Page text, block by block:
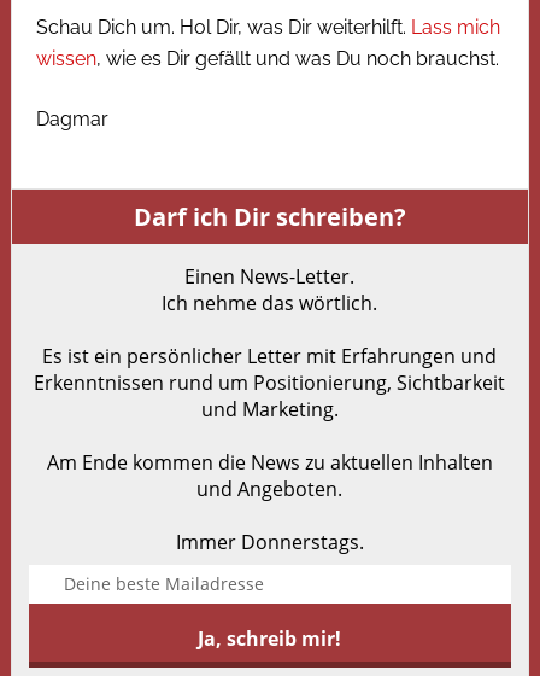
Schau Dich um. Hol Dir, was Dir weiterhilft. Lass mich
wissen, wie es Dir gefällt und was Du noch brauchst.
Dagmar
Darf ich Dir schreiben?
Einen News-Letter.
Ich nehme das wörtlich.
Es ist ein persönlicher Letter mit Erfahrungen und
Erkenntnissen rund um Positionierung, Sichtbarkeit
und Marketing.
Am Ende kommen die News zu aktuellen Inhalten
und Angeboten.
Immer Donnerstags.